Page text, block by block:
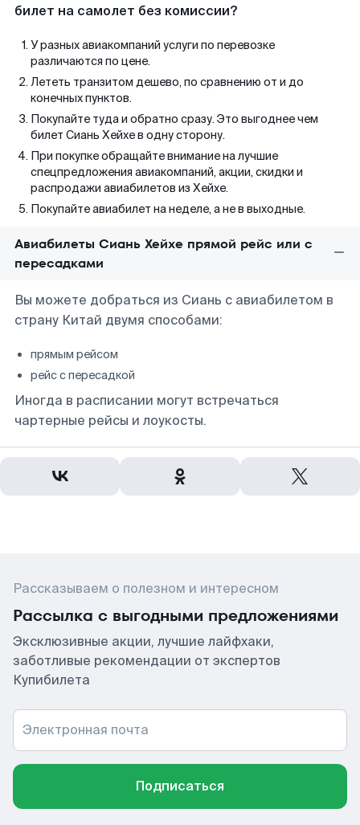
билет на самолет без комиссии?
У разных авиакомпаний услуги по перевозке
различаются по цене.
Лететь транзитом дешево, по сравнению от и до
конечных пунктов.
Покупайте туда и обратно сразу. Это выгоднее чем
билет Сиань Хейхе в одну сторону.
При покупке обращайте внимание на лучшие
спецпредложения авиакомпаний, акции, скидки и
распродажи авиабилетов из Хейхе.
Покупайте авиабилет на неделе, а не в выходные.
Авиабилеты Сиань Хейхе прямой рейс или с
пересадками
Вы можете добраться из Сиань с авиабилетом в
страну Китай двумя способами:
прямым рейсом
рейс с пересадкой
Иногда в расписании могут встречаться
чартерные рейсы и лоукосты.
Рассказываем о полезном и интересном
Рассылка с выгодными предложениями
Эксклюзивные акции, лучшие лайфхаки,
заботливые рекомендации от экспертов
Купибилета
Электронная почта
Подписаться